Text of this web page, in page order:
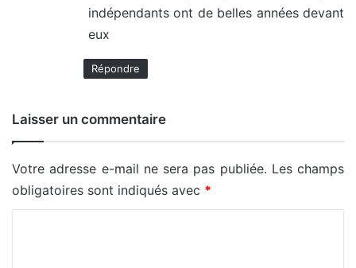
indépendants ont de belles années devant
eux
Répondre
Laisser un commentaire
Votre adresse e-mail ne sera pas publiée. Les champs
obligatoires sont indiqués avec *